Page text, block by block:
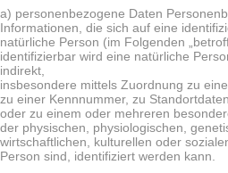
a) personenbezogene Daten
Informationen, die sich auf eine
natürliche Person (im Folgenden
identifizierbar wird eine natürliche
indirekt,
insbesondere mittels Zuordnung zu
zu einer Kennnummer, zu
oder zu einem oder mehreren
der physischen, physiologischen,
wirtschaftlichen, kulturellen oder
Person sind, identifiziert werden kann.